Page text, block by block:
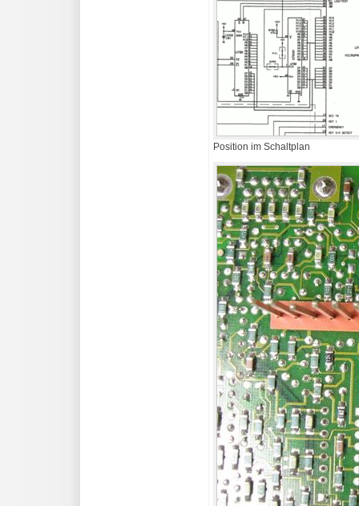
Position im Schaltplan